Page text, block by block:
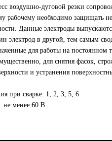
воздушно-дуговой резки
рабочему необходимо защищать
Данные электроды
электрод в другой, тем самым
для работы на
для снятия фасок,
и устранения
при сварке: 1, 2, 3, 5, 6
не менее 60 В